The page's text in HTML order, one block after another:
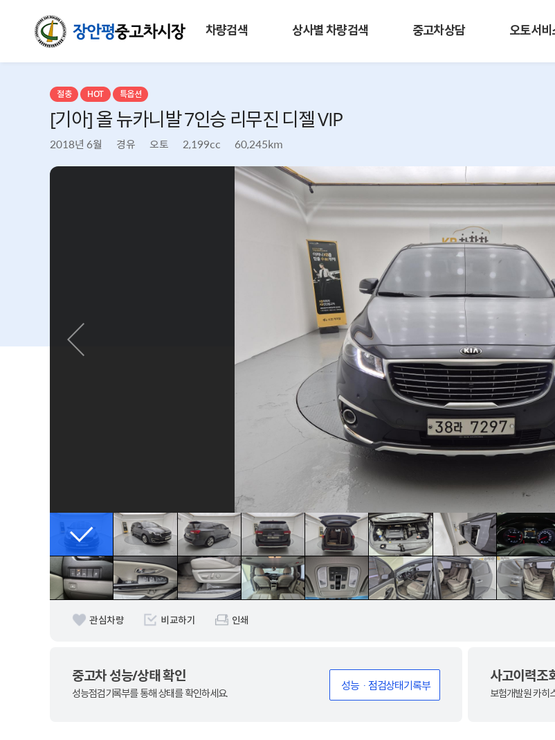
차량검색 상사별 차량검색 중고차상담 오토서비
절충 HOT 특옵션
[기아] 올 뉴카니발 7인승 리무진 디젤 VIP
2018년 6월 경유 오토 2,199cc 60,245km
관심차량 비교하기 인쇄
중고차 성능/상태 확인
성능점검기록부를 통해 상태를 확인하세요.
성능ㆍ점검상태기록부
사고이력조
보험개발원 카히